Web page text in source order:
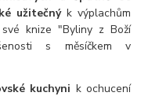
užitečný k výplachům
knize "Byliny z Boží
s měsíčkem v
kuchyni k ochucení